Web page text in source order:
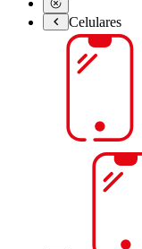
Celulares